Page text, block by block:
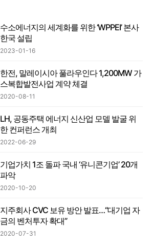
수소에너지의 세계화를 위한 ‘WPPEI’ 본사
한국 설립
2023-01-16
한전, 말레이시아 풀라우인다 1,200MW 가
스복합발전사업 계약 체결
2020-08-11
LH, 공동주택 에너지 신산업 모델 발굴 위
한 컨퍼런스 개최
2022-06-29
기업가치 1조 돌파 국내 ‘유니콘기업’ 20개
파악
2020-10-20
지주회사 CVC 보유 방안 발표…“대기업 자
금의 벤처투자 확대”
2020-07-31